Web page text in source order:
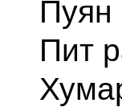
Пуян
Пит